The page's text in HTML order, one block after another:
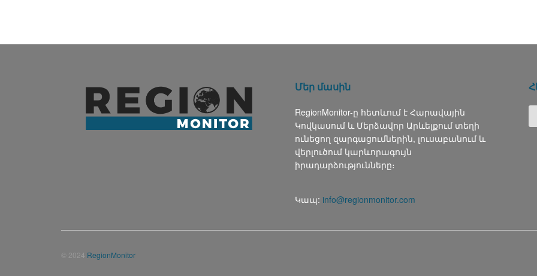
Մեր մասին
RegionMonitor-ը հետևում է Հարավային
Կովկասում և Մերձավոր Արևելքում տեղի
ունեցող զարգացումներին, լուսաբանում և
վերլուծում կարևորագույն
իրադարձությունները։
Կապ: info@regionmonitor.com
© 2024 RegionMonitor